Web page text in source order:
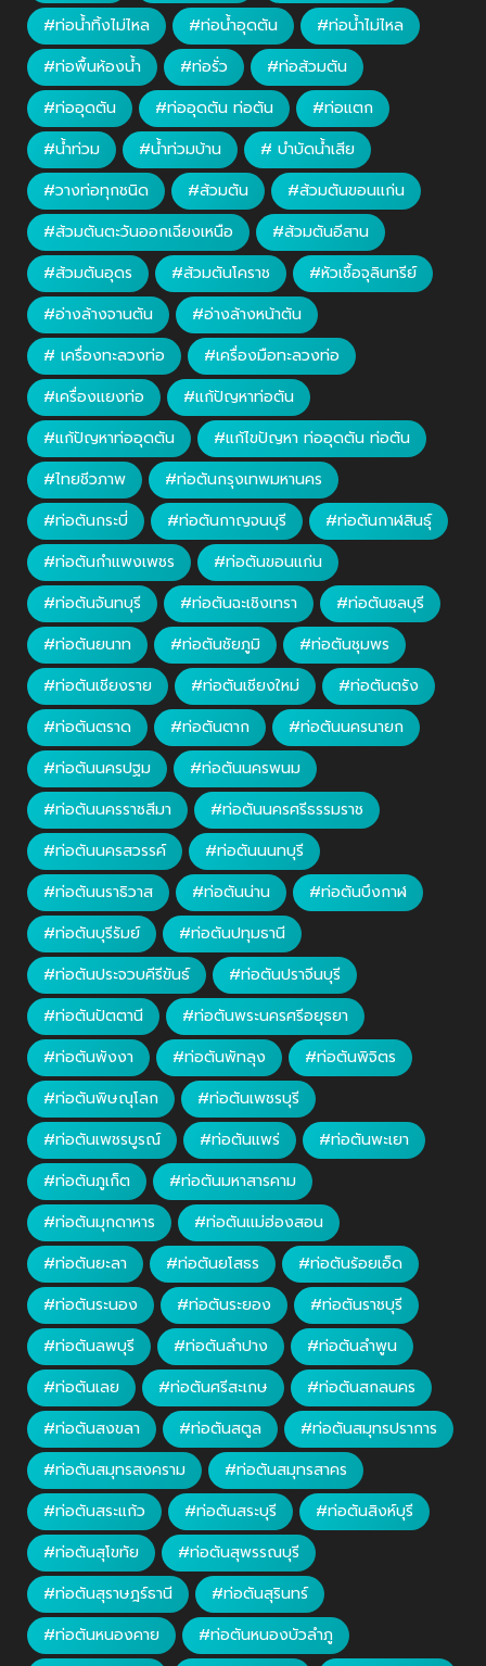
#ท่อน้ำทิ้งไม่ไหล
#ท่อน้ำอุดตัน
#ท่อน้ำไม่ไหล
#ท่อพื้นห้องน้ำ
#ท่อรั่ว
#ท่อส้วมตัน
#ท่ออุดตัน
#ท่ออุดตัน ท่อตัน
#ท่อแตก
#น้ำท่วม
#น้ำท่วมบ้าน
# บำบัดน้ำเสีย
#วางท่อทุกชนิด
#ส้วมตัน
#ส้วมตันขอนแก่น
#ส้วมตันตะวันออกเฉียงเหนือ
#ส้วมตันอีสาน
#ส้วมตันอุดร
#ส้วมตันโคราช
#หัวเชื้อจุลินทรีย์
#อ่างล้างจานตัน
#อ่างล้างหน้าตัน
# เครื่องทะลวงท่อ
#เครื่องมือทะลวงท่อ
#เครื่องแยงท่อ
#แก้ปัญหาท่อตัน
#แก้ปัญหาท่ออุดตัน
#แก้ไขปัญหา ท่ออุดตัน ท่อตัน
#ไทยชีวภาพ
#ท่อตันกรุงเทพมหานคร
#ท่อตันกระบี่
#ท่อตันกาญจนบุรี
#ท่อตันกาฬสินธุ์
#ท่อตันกำแพงเพชร
#ท่อตันขอนแก่น
#ท่อตันจันทบุรี
#ท่อตันฉะเชิงเทรา
#ท่อตันชลบุรี
#ท่อตันยนาท
#ท่อตันชัยภูมิ
#ท่อตันชุมพร
#ท่อตันเชียงราย
#ท่อตันเชียงใหม่
#ท่อตันตรัง
#ท่อตันตราด
#ท่อตันตาก
#ท่อตันนครนายก
#ท่อตันนครปฐม
#ท่อตันนครพนม
#ท่อตันนครราชสีมา
#ท่อตันนครศรีธรรมราช
#ท่อตันนครสวรรค์
#ท่อตันนนทบุรี
#ท่อตันนราธิวาส
#ท่อตันน่าน
#ท่อตันบึงกาฬ
#ท่อตันบุรีรัมย์
#ท่อตันปทุมธานี
#ท่อตันประจวบคีรีขันธ์
#ท่อตันปราจีนบุรี
#ท่อตันปัตตานี
#ท่อตันพระนครศรีอยุธยา
#ท่อตันพังงา
#ท่อตันพัทลุง
#ท่อตันพิจิตร
#ท่อตันพิษณุโลก
#ท่อตันเพชรบุรี
#ท่อตันเพชรบูรณ์
#ท่อตันแพร่
#ท่อตันพะเยา
#ท่อตันภูเก็ต
#ท่อตันมหาสารคาม
#ท่อตันมุกดาหาร
#ท่อตันแม่ฮ่องสอน
#ท่อตันยะลา
#ท่อตันยโสธร
#ท่อตันร้อยเอ็ด
#ท่อตันระนอง
#ท่อตันระยอง
#ท่อตันราชบุรี
#ท่อตันลพบุรี
#ท่อตันลำปาง
#ท่อตันลำพูน
#ท่อตันเลย
#ท่อตันศรีสะเกษ
#ท่อตันสกลนคร
#ท่อตันสงขลา
#ท่อตันสตูล
#ท่อตันสมุทรปราการ
#ท่อตันสมุทรสงคราม
#ท่อตันสมุทรสาคร
#ท่อตันสระแก้ว
#ท่อตันสระบุรี
#ท่อตันสิงห์บุรี
#ท่อตันสุโขทัย
#ท่อตันสุพรรณบุรี
#ท่อตันสุราษฎร์ธานี
#ท่อตันสุรินทร์
#ท่อตันหนองคาย
#ท่อตันหนองบัวลำภู